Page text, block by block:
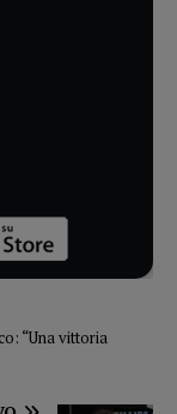
“Una vittoria